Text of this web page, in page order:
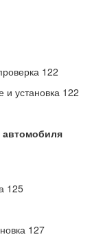
122
и установка 122
автомобиля
125
127